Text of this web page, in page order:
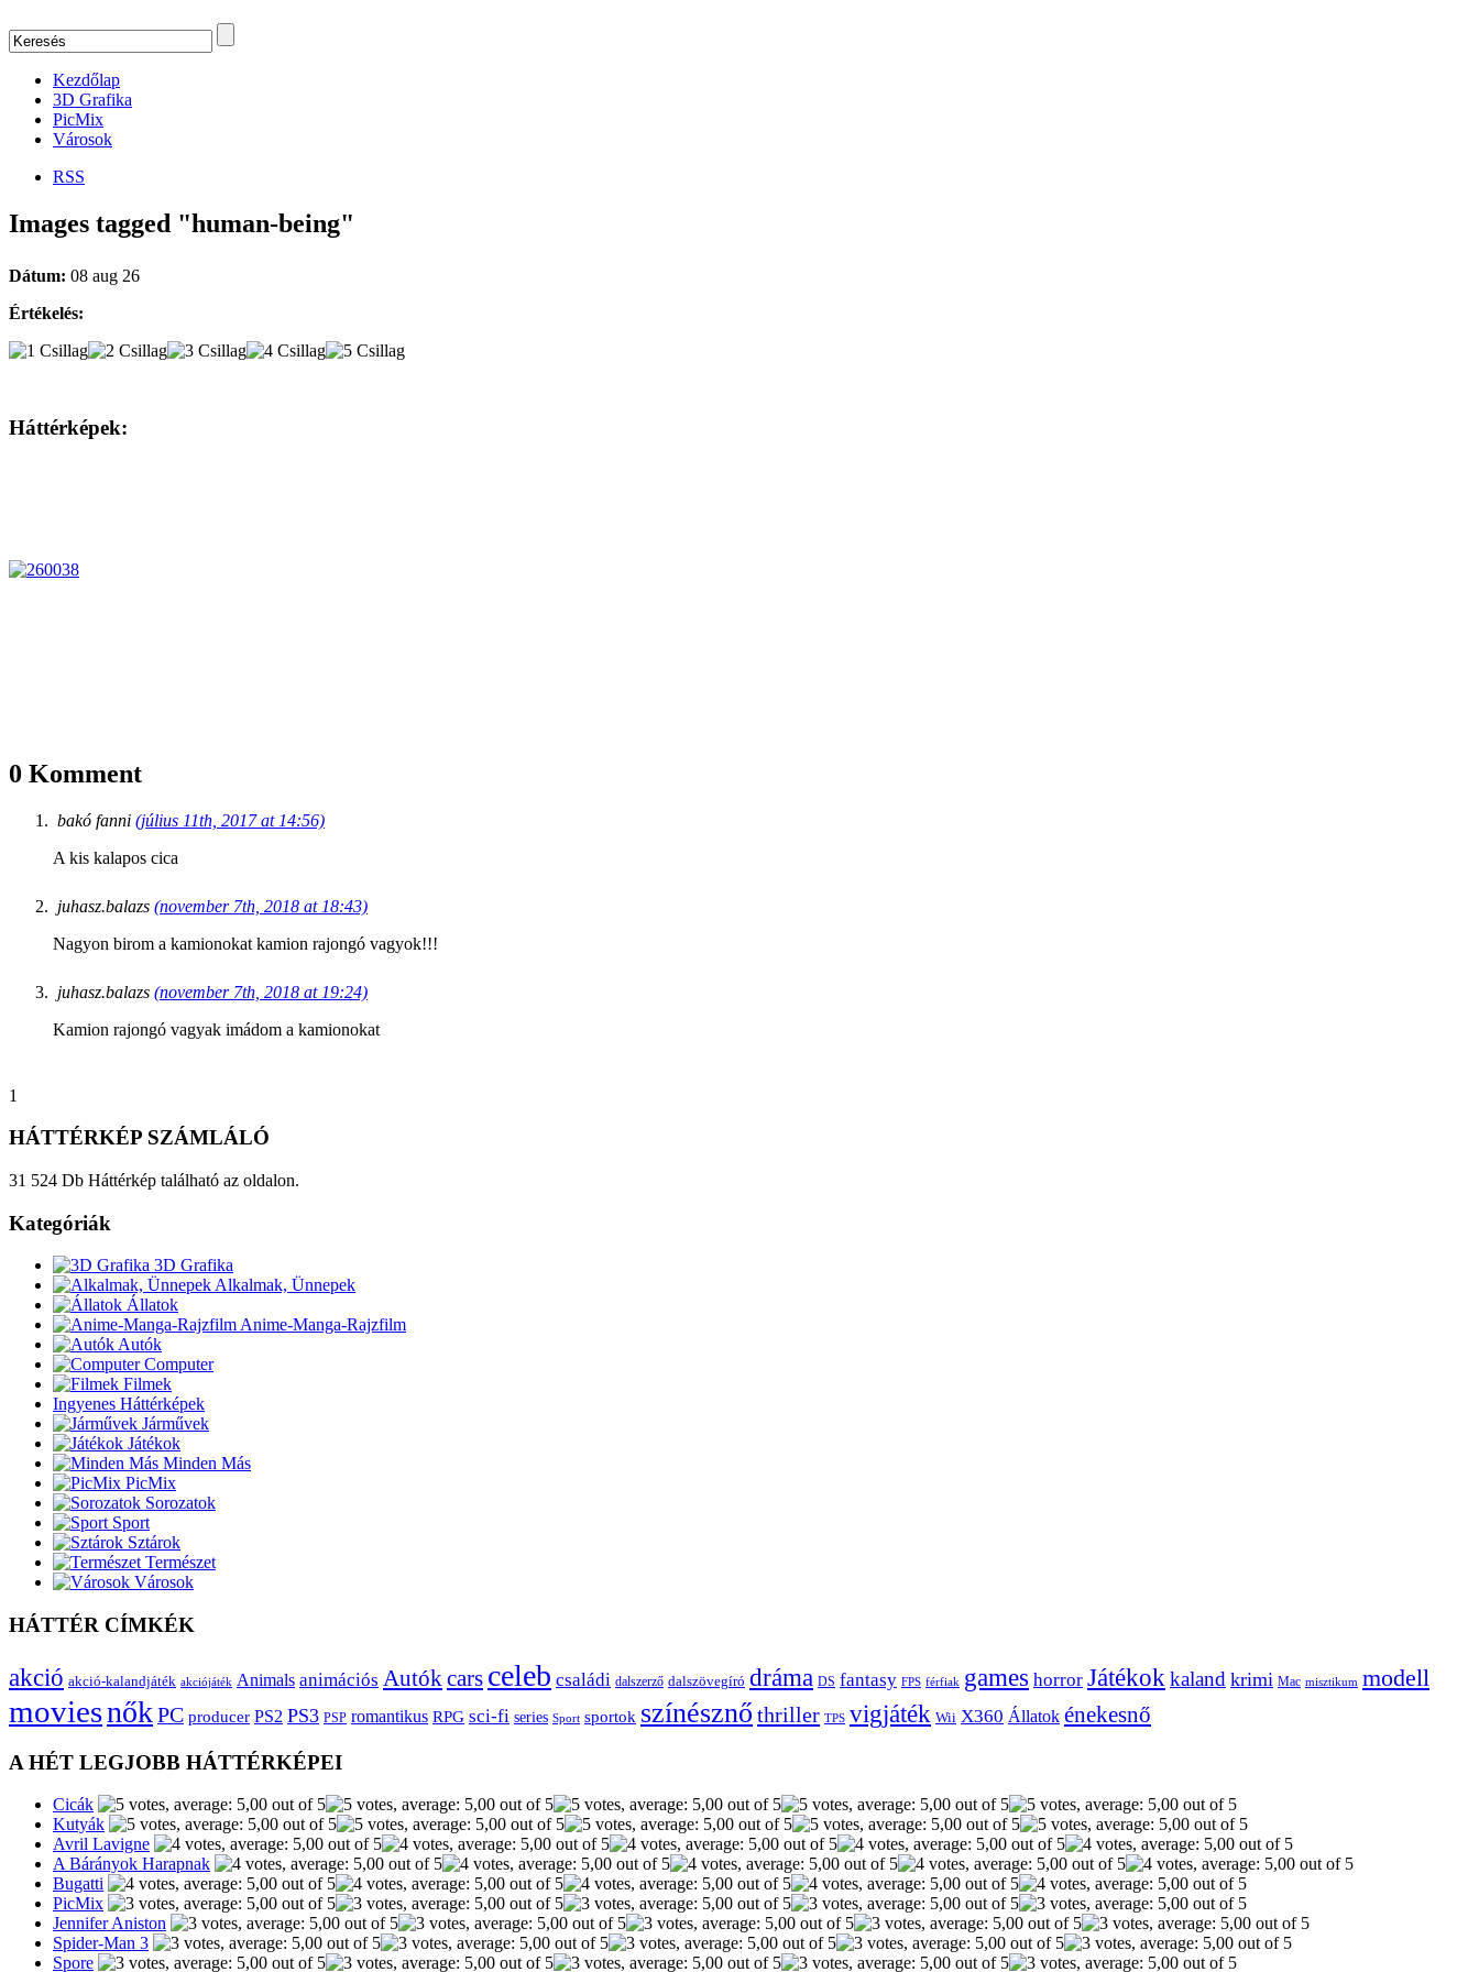
Kezdőlap
3D Grafika
PicMix
Városok
RSS
Images tagged "human-being"
Dátum: 08 aug 26
Értékelés:
Háttérképek:
0 Komment
bakó fanni (július 11th, 2017 at 14:56)
A kis kalapos cica
juhasz.balazs (november 7th, 2018 at 18:43)
Nagyon birom a kamionokat kamion rajongó vagyok!!!
juhasz.balazs (november 7th, 2018 at 19:24)
Kamion rajongó vagyak imádom a kamionokat
1
HÁTTÉRKÉP SZÁMLÁLÓ
31 524 Db Háttérkép található az oldalon.
Kategóriák
3D Grafika
Alkalmak, Ünnepek
Állatok
Anime-Manga-Rajzfilm
Autók
Computer
Filmek
Ingyenes Háttérképek
Járművek
Játékok
Minden Más
PicMix
Sorozatok
Sport
Sztárok
Természet
Városok
HÁTTÉR CÍMKÉK
akció akció-kalandjáték akciójáték Animals animációs Autókcars celeb családi dalszerző dalszövegíró dráma DS fantasy FPS férfiak games horror Játékok kaland krimi Mac misztikum modell
moviesnőkPC producer PS2 PS3 PSP romantikus RPG sci-fi series Sport sportok színésznő thriller TPS vigjáték Wii X360 Állatok énekesnő
A HÉT LEGJOBB HÁTTÉRKÉPEI
Cicák
Kutyák
Avril Lavigne
A Bárányok Harapnak
Bugatti
PicMix
Jennifer Aniston
Spider-Man 3
Spore